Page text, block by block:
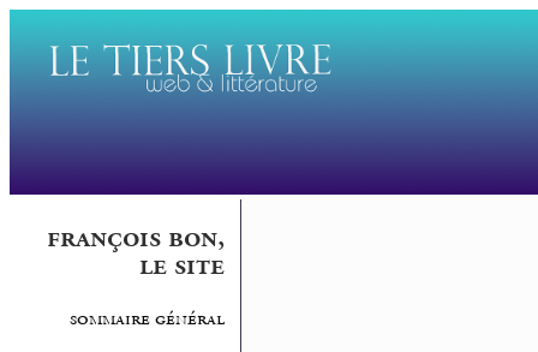
françois bon,
le site
sommaire général